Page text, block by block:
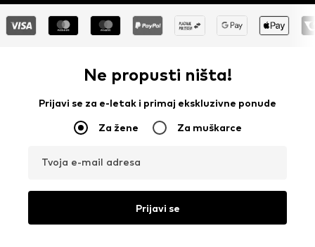
Ne propusti ništa!
Prijavi se za e-letak i primaj ekskluzivne ponude
Za žene Za muškarce
Tvoja e-mail adresa
Prijavi se